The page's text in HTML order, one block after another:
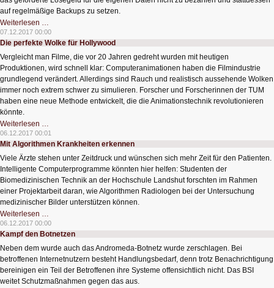
auf regelmäßige Backups zu setzen.
Weiterlesen …
-
die
bekannte
Gefahr
07.12.2017 00:00
Die perfekte Wolke für Hollywood
Vergleicht man Filme, die vor 20 Jahren gedreht wurden mit heutigen
Produktionen, wird schnell klar: Computeranimationen haben die Filmindustrie
grundlegend verändert. Allerdings sind Rauch und realistisch aussehende Wolken
immer noch extrem schwer zu simulieren. Forscher und Forscherinnen der TUM
haben eine neue Methode entwickelt, die die Animationstechnik revolutionieren
könnte.
Weiterlesen …
perfekte
Wolke
für
06.12.2017 00:01
Mit Algorithmen Krankheiten erkennen
Viele Ärzte stehen unter Zeitdruck und wünschen sich mehr Zeit für den Patienten.
Intelligente Computerprogramme könnten hier helfen: Studenten der
Biomedizinischen Technik an der Hochschule Landshut forschten im Rahmen
einer Projektarbeit daran, wie Algorithmen Radiologen bei der Untersuchung
medizinischer Bilder unterstützen können.
Weiterlesen …
Algorithmen
Krankheiten
erkennen
06.12.2017 00:00
Kampf den Botnetzen
Neben dem wurde auch das Andromeda-Botnetz wurde zerschlagen. Bei
betroffenen Internetnutzern besteht Handlungsbedarf, denn trotz Benachrichtigung
bereinigen ein Teil der Betroffenen ihre Systeme offensichtlich nicht. Das BSI
weitet Schutzmaßnahmen gegen das aus.